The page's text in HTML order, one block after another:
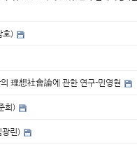
호)
理想社會論에 관한 연구-민영현
희)
광린)